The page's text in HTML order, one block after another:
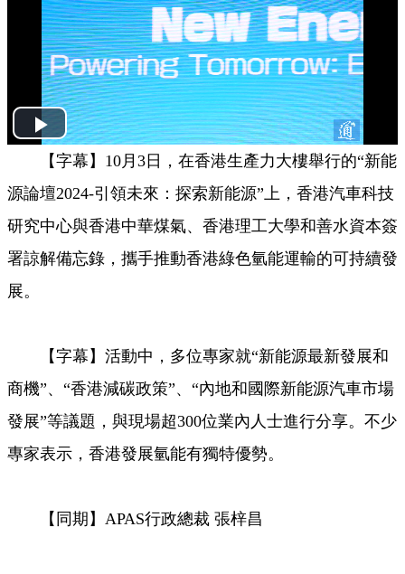
Play
Video
【字幕】10月3日，在香港生產力大樓舉行的“新能
源論壇2024-引領未來：探索新能源”上，香港汽車科技
研究中心與香港中華煤氣、香港理工大學和善水資本簽
署諒解備忘錄，攜手推動香港綠色氫能運輸的可持續發
展。
【字幕】活動中，多位專家就“新能源最新發展和
商機”、“香港減碳政策”、“內地和國際新能源汽車市場
發展”等議題，與現場超300位業內人士進行分享。不少
專家表示，香港發展氫能有獨特優勢。
【同期】APAS行政總裁 張梓昌